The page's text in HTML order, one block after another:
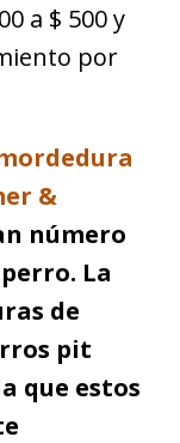
a $ 500 y
por
&
número
La
de
pit
que estos